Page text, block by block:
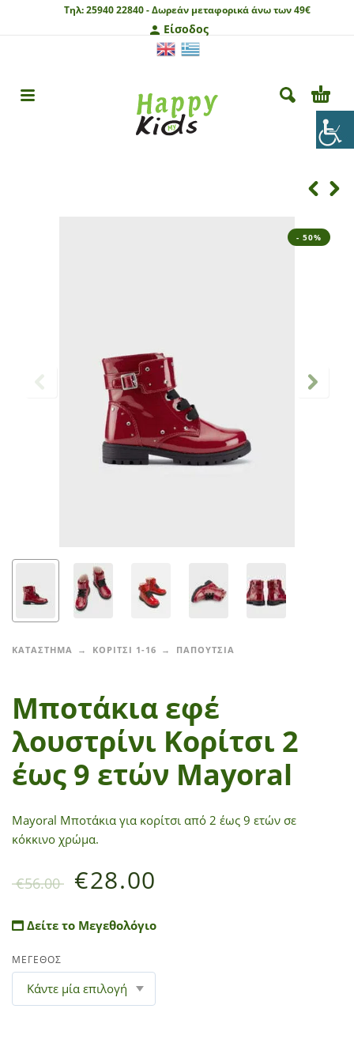
Τηλ:25940 22840 -Δωρεάν μεταφορικά άνω των 49€
Είσοδος
- 50%
ΚΑΤΑΣΤΗΜΑ ΚΟΡΙΤΣΙ 1-16 ΠΑΠΟΥΤΣΙΑ
Μποτάκια εφέ
λουστρίνι Κορίτσι 2
έως 9 ετών Mayoral
Mayoral Μποτάκια για κορίτσι από 2 έως 9 ετών σε
κόκκινο χρώμα.
€56.00 €28.00
Δείτε το Μεγεθολόγιο
ΜΕΓΕΘΟΣ